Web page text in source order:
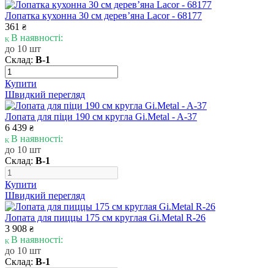
Лопатка кухонна 30 см дерев’яна Lacor - 68177
361 ₴
В наявності:
до 10 шт
Склад: В-1
Купити
Швидкий перегляд
Лопата для піци 190 см кругла Gi.Metal - A-37
6 439 ₴
В наявності:
до 10 шт
Склад: В-1
Купити
Швидкий перегляд
Лопата для пиццы 175 см круглая Gi.Metal R-26
3 908 ₴
В наявності:
до 10 шт
Склад: В-1